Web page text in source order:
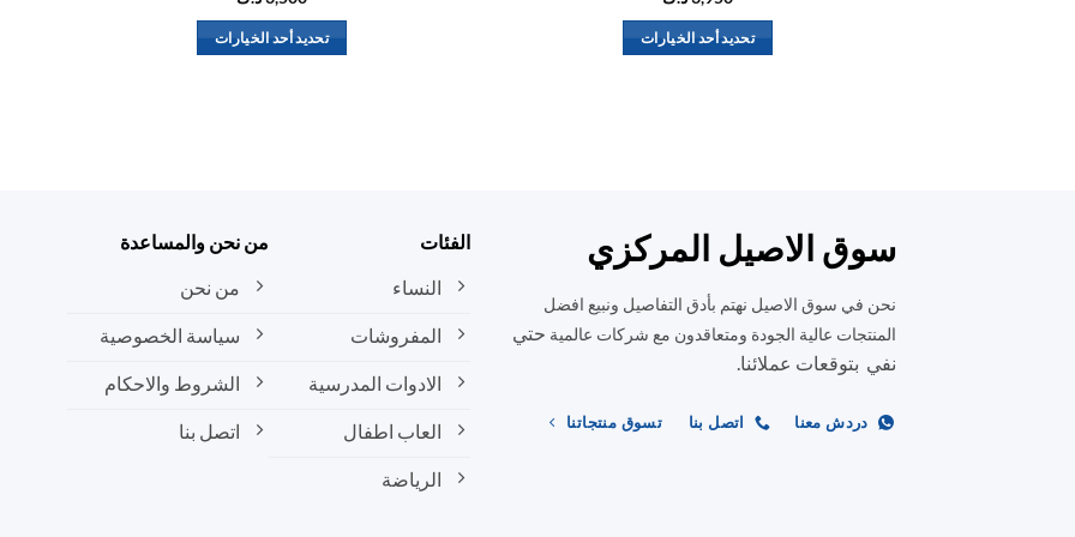
تحديد أحد الخيارات
المنتج.
يمكن
الخيارات
على
تحديد أحد الخيارات
يمكن
اختيار
على
صفحة
سوق الاصيل المركزي
نحن في سوق الاصيل نهتم بأدق التفاصيل ونبيع افضل
المنتجات عالية الجودة ومتعاقدون مع شركات عالمية حتي
نفي بتوقعات عملائنا.
دردش معنا اتصل بنا تسوق منتجاتنا
الفئات
النساء
المفروشات
الادوات المدرسية
العاب اطفال
الرياضة
من نحن والمساعدة
من نحن
سياسة الخصوصية
الشروط والاحكام
اتصل بنا